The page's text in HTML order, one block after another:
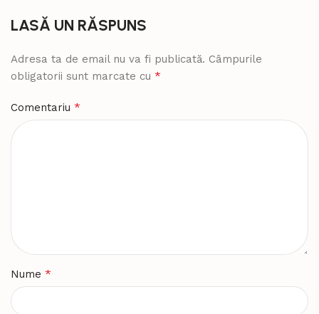
LASĂ UN RĂSPUNS
Adresa ta de email nu va fi publicată. Câmpurile
obligatorii sunt marcate cu *
Comentariu *
Nume *